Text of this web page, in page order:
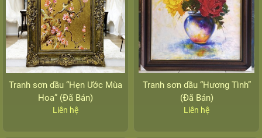
Tranh sơn dầu “Hẹn Ước Mùa
Hoa” (Đã Bán)
Liên hệ
Tranh sơn dầu “Hương Tình”
(Đã Bán)
Liên hệ